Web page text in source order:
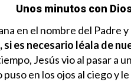
Unos minutos con
en el nombre del Padre
si es necesario léala de
Jesús vio al pasar a
en los ojos al ciego y